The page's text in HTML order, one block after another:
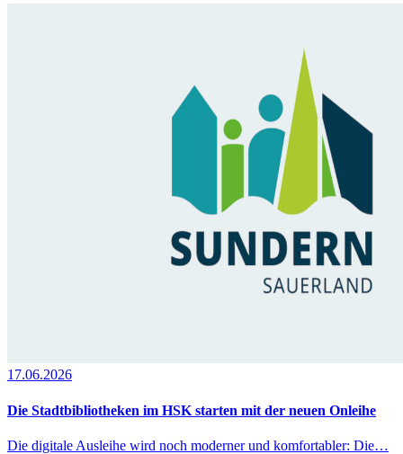
17.06.2026
Die Stadtbibliotheken im HSK starten mit der neuen Onleihe
Die digitale Ausleihe wird noch moderner und komfortabler: Die…